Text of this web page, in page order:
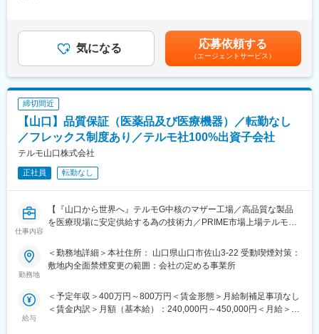
顧客からいかにシェアを獲得するか試行錯誤する面白さがありま
す。
変更の範囲：会社の定める業務
【業務概要】
・提案資料作成
・新規訪問
【その他補足情報】
・長期間の研修を用意しているため職種未経験＆技術的な知識が
全く無い方でも立ち上りが可能となっております。
登用となり、業界トップクラスシェアを誇る優良企業の正社員と
す。また、販売スキルだけでなく薬局運営コンサルティングのス
キルも習得可能なため市場価値向上が可能です。
【ポジションの魅力】
・同社の製品やシステムが、24時間止めてはならない医療現場の
製品が多数あります。寡占市場だからこそ、競合製品を使ってい
る顧客からいかにシェアを獲得するか、試行錯誤する面白さがあ
＞※給与詳細は、年齢・スキルを考慮し決定します。■昇給：年1
回■賞与：年2回■モデル年収：年収420万円（30歳 経験5年）／年
収500万円（32歳 経験7年）賃金はあくまでも目安の金額であ
り、選考を通じて上下する可能性があります。月給(月額)は固定手
当を含めた表記です。
気になる 応募依頼する
（エージェントサービス）
締切間近
【山口】品質保証（医薬品及び医療機器）／転勤なし
／フレックス制度あり／テルモ社100%出資子会社
テルモ山口株式会社
正社員 転勤なし
仕事内容
【『山口から世界へ』テルモG中核のマザー工場／高品質な製品
を医療現場に安定供給する為の技術力／PRIME市場上場テルモ社
【業務概要】
【職務内容】
（1）医薬品及び医療機器製造における品質保証業務
勤務地
＜勤務地詳細＞本社住所： 山口県山口市佐山3-22 受動喫煙対策：
敷地内全面禁煙変更の範囲：会社の定める事業所
給与
＜予定年収＞400万円～800万円＜賃金形態＞月給制補足事項なし
＜賃金内訳＞月額（基本給）：240,000円～450,000円＜月給＞